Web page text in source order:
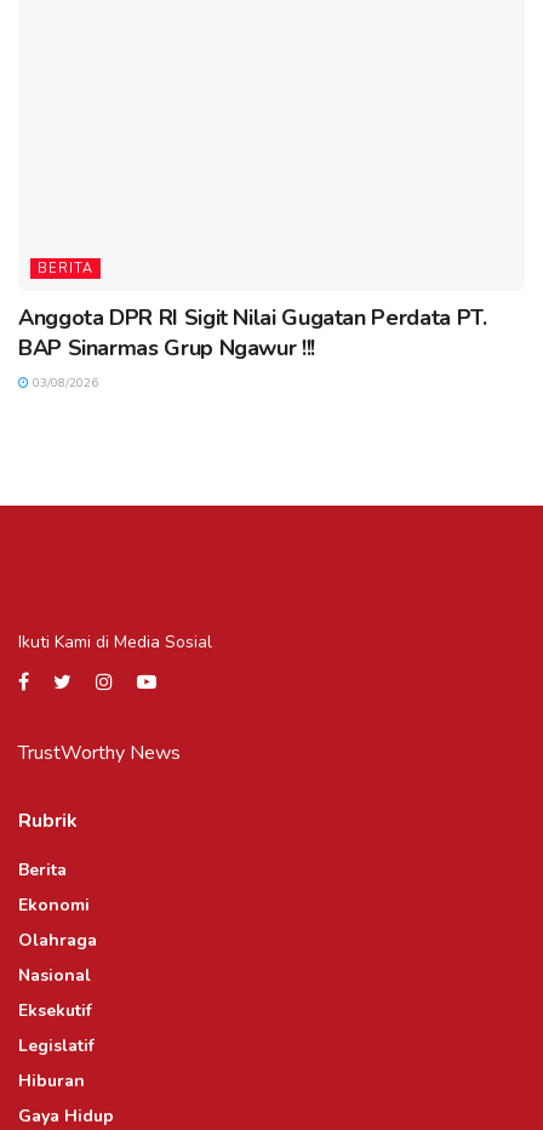
BERITA
Anggota DPR RI Sigit Nilai Gugatan Perdata PT.
BAP Sinarmas Grup Ngawur !!!
03/08/2026
Ikuti Kami di Media Sosial
TrustWorthy News
Rubrik
Berita
Ekonomi
Olahraga
Nasional
Eksekutif
Legislatif
Hiburan
Gaya Hidup